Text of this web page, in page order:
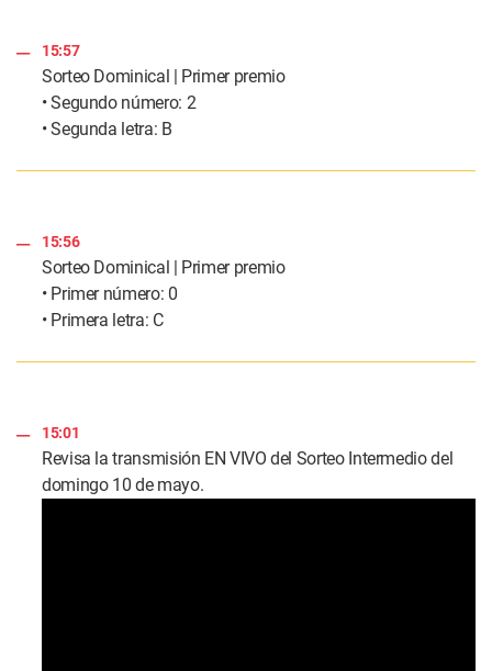
15:57
Sorteo Dominical | Primer premio
• Segundo número: 2
• Segunda letra: B
15:56
Sorteo Dominical | Primer premio
• Primer número: 0
• Primera letra: C
15:01
Revisa la transmisión EN VIVO del Sorteo Intermedio del
domingo 10 de mayo.